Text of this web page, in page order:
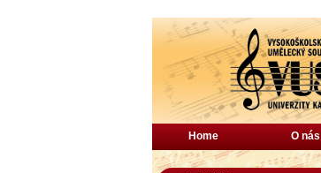
Home O nás